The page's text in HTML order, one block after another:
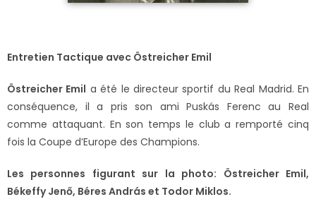
Entretien Tactique avec Östreicher Emil
Östreicher Emil a été le directeur sportif du Real Madrid. En
conséquence, il a pris son ami Puskás Ferenc au Real
comme attaquant. En son temps le club a remporté cinq
fois la Coupe d’Europe des Champions.
Les personnes figurant sur la photo: Östreicher Emil,
Békeffy Jenő, Béres András et Todor Miklos.